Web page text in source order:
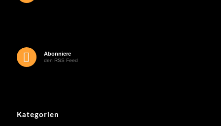
Abonniere
den RSS Feed
Kategorien